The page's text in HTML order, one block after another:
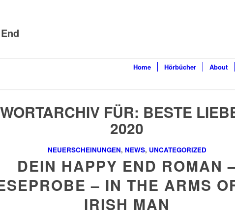
Home Hörbücher About
FÜR: BESTE
2020
NEUERSCHEINUNGEN, NEWS, UNCATEGORIZED
DEIN HAPPY END ROMAN
– IN THE ARMS
IRISH MAN